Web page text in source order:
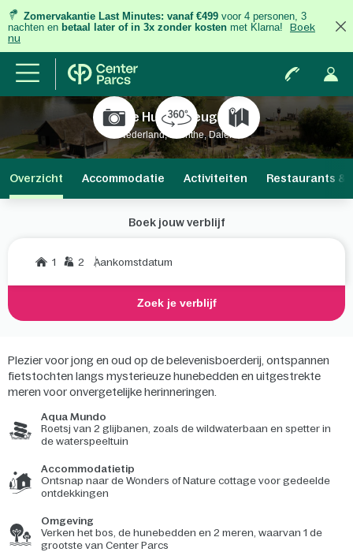
Zomervakantie Last Minutes: vanaf €499 voor 4 personen, 3
nachten en betaal later of in 3x zonder kosten met Klarna!
Boek
nu
De Huttenheugte
Nederland, Drenthe, Dalen
Overzicht Accommodatie Activiteiten Restaurants &
Boek jouw verblijf
1 2 Aankomstdatum
Zoek je verblijf
Plezier voor jong en oud op de belevenisboerderij, ontspannen
fietstochten langs mysterieuze hunebedden en uitgestrekte
meren voor onvergetelijke herinneringen.
Aqua Mundo
Roetsj van 2 glijbanen, zoals de wildwaterbaan en spetter in
de waterspeeltuin
Accommodatietip
Ontsnap naar de Wonders of Nature cottage voor gedeelde
ontdekkingen
Omgeving
Verken het bos, de hunebedden en 2 meren, waarvan 1 de
grootste van Center Parcs